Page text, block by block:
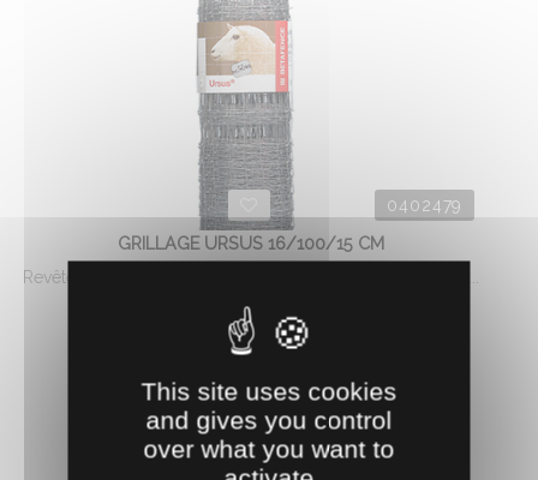
0402479
GRILLAGE URSUS 16/100/15 CM
Revêtement Zincalu (95 % zinc, 5 % alu). Fils de lisière de ...
08 HT
AJOUTER AU PANIER
This site uses cookies
and gives you control
over what you want to